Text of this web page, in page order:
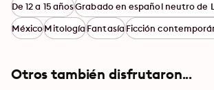
De 12 a 15 añosGrabado en español neutro de
MéxicoMitologíaFantasíaFicción
Otros también disfrutaron...